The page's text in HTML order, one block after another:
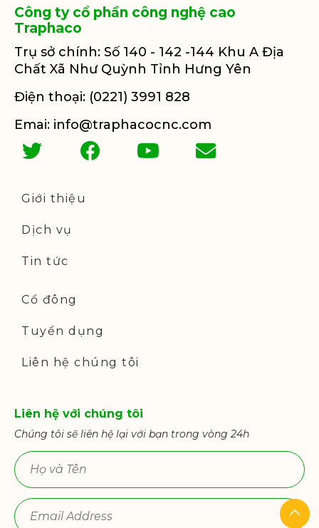
Công ty cổ phần công nghệ cao
Traphaco
Trụ sở chính: Số 140 - 142 -144 Khu A Địa
Chất Xã Như Quỳnh Tỉnh Hưng Yên
Điện thoại: (0221) 3991 828
Emai: info@traphacocnc.com
Giới thiệu
Dịch vụ
Tin tức
Cổ đông
Tuyển dụng
Liên hệ chúng tôi
Liên hệ với chúng tôi
Chúng tôi sẽ liên hệ lại với bạn trong vòng 24h